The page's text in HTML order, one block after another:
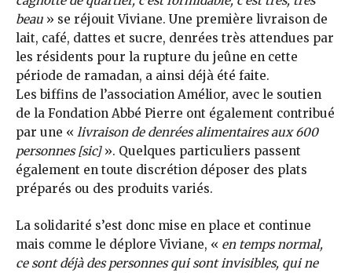
beau » se réjouit Viviane. Une première livraison de
lait, café, dattes et sucre, denrées très attendues par
les résidents pour la rupture du jeûne en cette
période de ramadan, a ainsi déjà été faite.
Les biffins de l’association Amélior, avec le soutien
de la Fondation Abbé Pierre ont également contribué
par une « livraison de denrées alimentaires aux 600
personnes [sic]». Quelques particuliers passent
également en toute discrétion déposer des plats
préparés ou des produits variés.
La solidarité s’est donc mise en place et continue
mais comme le déplore Viviane, « en temps normal,
ce sont déjà des personnes qui sont invisibles, qui ne